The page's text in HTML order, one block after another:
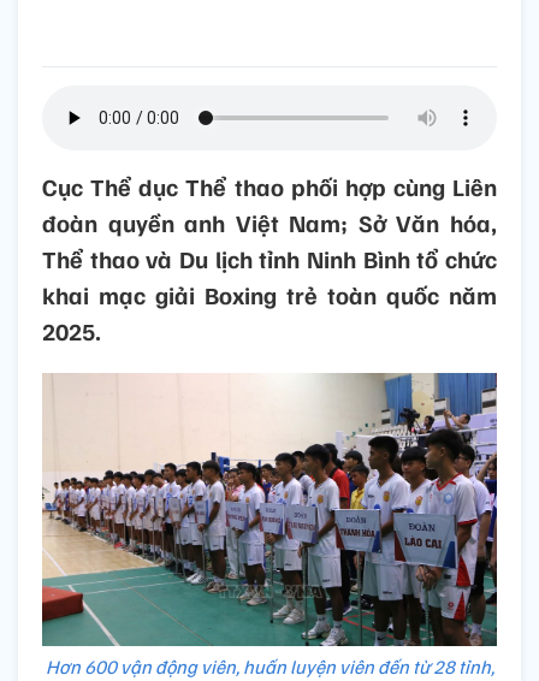
Cục Thể dục Thể thao phối hợp cùng Liên
đoàn quyền anh Việt Nam; Sở Văn hóa,
Thể thao và Du lịch tỉnh Ninh Bình tổ chức
khai mạc giải Boxing trẻ toàn quốc năm
2025.
Hơn 600 vận động viên, huấn luyện viên đến từ 28 tỉnh,